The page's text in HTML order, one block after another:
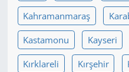
Kahramanmaraş
Kastamonu Kayseri
Kırklareli Kırşehir